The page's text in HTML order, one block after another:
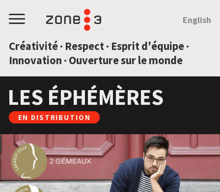
Menu
Créativité · Respect · Esprit d'équipe ·
Innovation · Ouverture sur le monde
English
LES ÉPHÉMÈRES
EN DISTRIBUTION